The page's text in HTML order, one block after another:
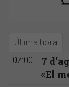
Última hora
07:00
7
«El